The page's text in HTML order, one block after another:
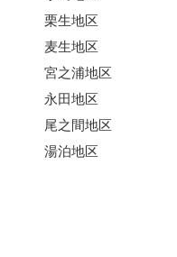
栗生地区
麦生地区
宮之浦地区
永田地区
尾之間地区
湯泊地区